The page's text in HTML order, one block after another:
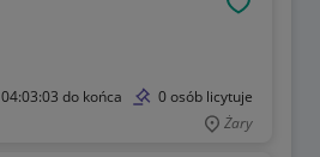
04:03:03 do końca 0 osób licytuje
Żary